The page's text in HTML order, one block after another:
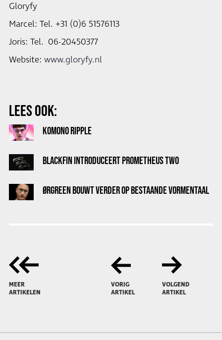
Gloryfy
Marcel: Tel. +31 (0)6 51576113
Joris: Tel. 06-20450377
Website: www.gloryfy.nl
LEES OOK:
KOMONO RIPPLE
BLACKFIN INTRODUCEERT PROMETHEUS TWO
ØRGREEN BOUWT VERDER OP BESTAANDE VORMENTAAL
MEER
ARTIKELEN
VORIG
ARTIKEL
VOLGEND
ARTIKEL